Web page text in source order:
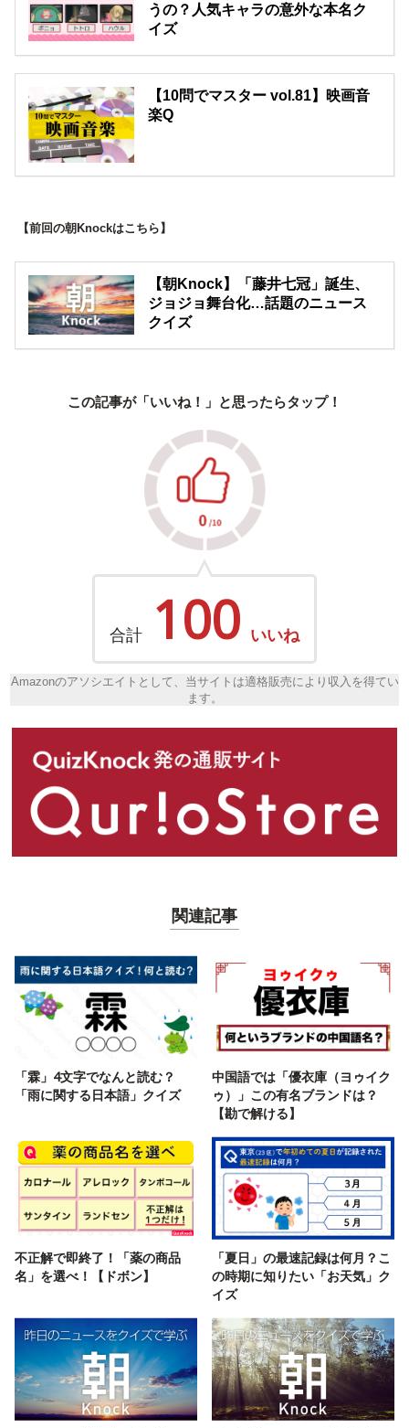
うの？人気キャラの意外な本名ク
イズ
【10問でマスター vol.81】映画音
楽Q
【前回の朝Knockはこちら】
【朝Knock】「藤井七冠」誕生、
ジョジョ舞台化…話題のニュース
クイズ
この記事が「いいね！」と思ったらタップ！
合計 100 いいね
Amazonのアソシエイトとして、当サイトは適格販売により収入を得てい
ます。
関連記事
「霖」4文字でなんと読む？
「雨に関する日本語」クイズ
中国語では「優衣庫（ヨゥイク
ゥ）」この有名ブランドは？
【勘で解ける】
不正解で即終了！「薬の商品
名」を選べ！【ドボン】
「夏日」の最速記録は何月？こ
の時期に知りたい「お天気」ク
イズ